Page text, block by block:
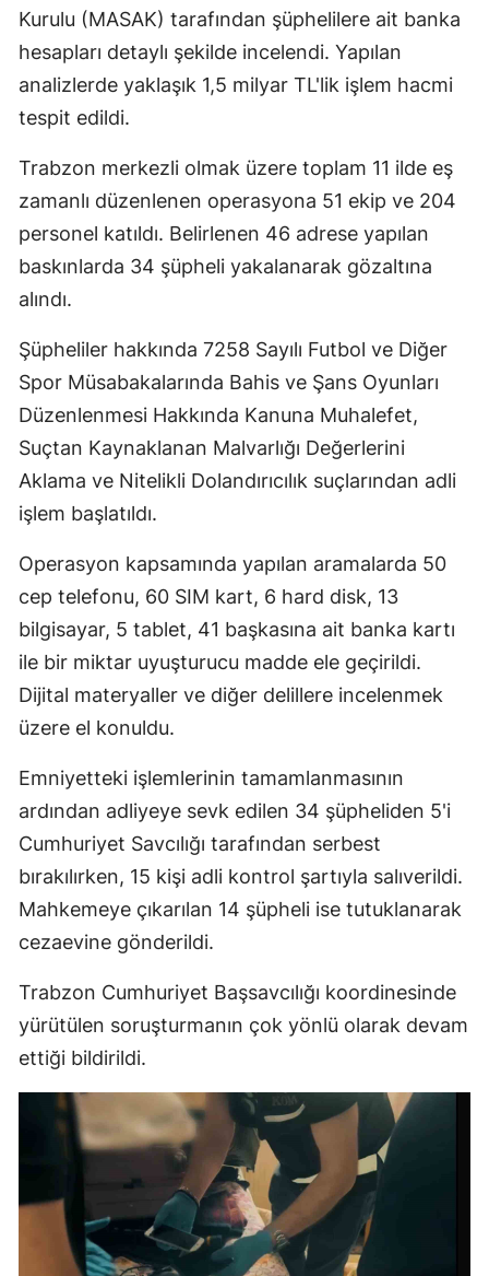
Kurulu (MASAK) tarafından şüphelilere ait banka
hesapları detaylı şekilde incelendi. Yapılan
analizlerde yaklaşık 1,5 milyar TL'lik işlem hacmi
tespit edildi.
Trabzon merkezli olmak üzere toplam 11 ilde eş
zamanlı düzenlenen operasyona 51 ekip ve 204
personel katıldı. Belirlenen 46 adrese yapılan
baskınlarda 34 şüpheli yakalanarak gözaltına
alındı.
Şüpheliler hakkında 7258 Sayılı Futbol ve Diğer
Spor Müsabakalarında Bahis ve Şans Oyunları
Düzenlenmesi Hakkında Kanuna Muhalefet,
Suçtan Kaynaklanan Malvarlığı Değerlerini
Aklama ve Nitelikli Dolandırıcılık suçlarından adli
işlem başlatıldı.
Operasyon kapsamında yapılan aramalarda 50
cep telefonu, 60 SIM kart, 6 hard disk, 13
bilgisayar, 5 tablet, 41 başkasına ait banka kartı
ile bir miktar uyuşturucu madde ele geçirildi.
Dijital materyaller ve diğer delillere incelenmek
üzere el konuldu.
Emniyetteki işlemlerinin tamamlanmasının
ardından adliyeye sevk edilen 34 şüpheliden 5'i
Cumhuriyet Savcılığı tarafından serbest
bırakılırken, 15 kişi adli kontrol şartıyla salıverildi.
Mahkemeye çıkarılan 14 şüpheli ise tutuklanarak
cezaevine gönderildi.
Trabzon Cumhuriyet Başsavcılığı koordinesinde
yürütülen soruşturmanın çok yönlü olarak devam
ettiği bildirildi.